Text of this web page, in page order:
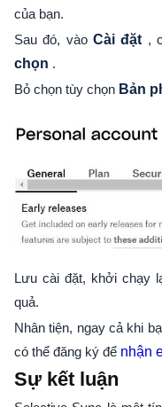
của bạn.
Sau đó, vào Cài đặt ,
chọn .
Bỏ chọn tùy chọn Bản
Lưu cài đặt, khởi chạy
quả.
Nhân tiện, ngay cả khi
có thể đăng ký để nhận
Sự kết luận